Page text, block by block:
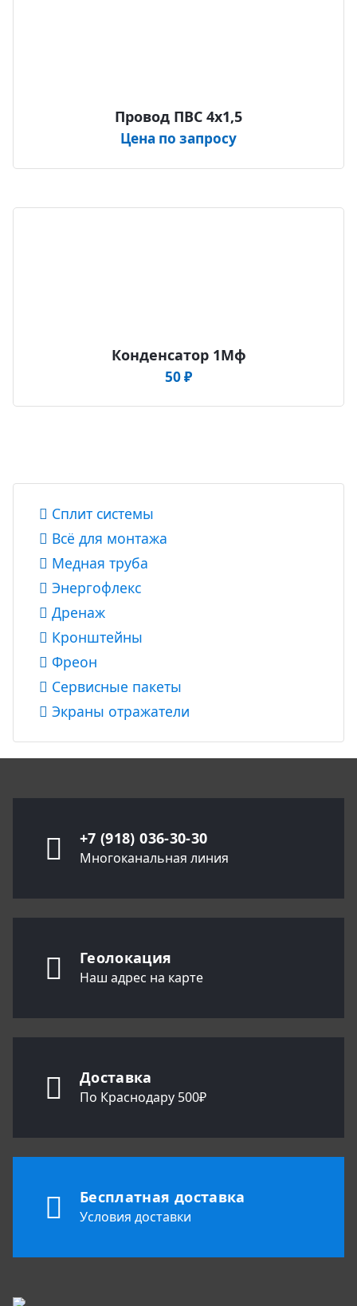
Провод ПВС 4х1,5
Цена по запросу
Конденсатор 1Мф
50₽
Сплит системы
Всё для монтажа
Медная труба
Энергофлекс
Дренаж
Кронштейны
Фреон
Сервисные пакеты
Экраны отражатели
+7 (918) 036-30-30
Многоканальная линия
Геолокация
Наш адрес на карте
Доставка
По Краснодару 500₽
Бесплатная доставка
Условия доставки